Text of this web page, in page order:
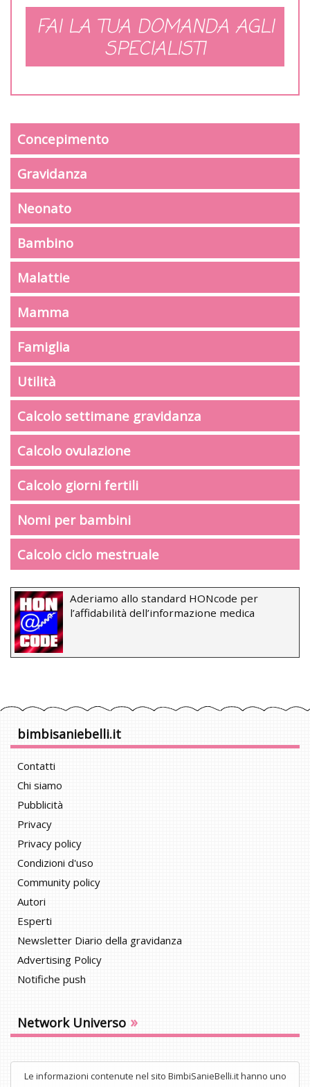
FAI LA TUA DOMANDA AGLI
SPECIALISTI
Concepimento
Gravidanza
Neonato
Bambino
Malattie
Mamma
Famiglia
Utilità
Calcolo settimane gravidanza
Calcolo ovulazione
Calcolo giorni fertili
Nomi per bambini
Calcolo ciclo mestruale
Aderiamo allo standard HONcode per
l’affidabilità dell’informazione medica
bimbisaniebelli.it
Contatti
Chi siamo
Pubblicità
Privacy
Privacy policy
Condizioni d'uso
Community policy
Autori
Esperti
Newsletter Diario della gravidanza
Advertising Policy
Notifiche push
Network Universo »
Le informazioni contenute nel sito BimbiSanieBelli.it hanno uno